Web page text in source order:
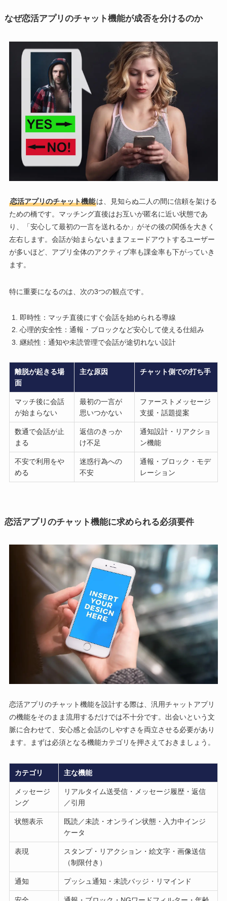
なぜ恋活アプリのチャット機能が成否を分けるのか
恋活アプリのチャット機能は、見知らぬ二人の間に信頼を架ける
ための橋です。マッチング直後はお互いが匿名に近い状態であ
り、「安心して最初の一言を送れるか」がその後の関係を大きく
左右します。会話が始まらないままフェードアウトするユーザー
が多いほど、アプリ全体のアクティブ率も課金率も下がっていき
ます。
特に重要になるのは、次の3つの観点です。
即時性：マッチ直後にすぐ会話を始められる導線
心理的安全性：通報・ブロックなど安心して使える仕組み
継続性：通知や未読管理で会話が途切れない設計
離脱が起きる場
面
主な原因 チャット側での打ち手
マッチ後に会話
が始まらない
最初の一言が
思いつかない
ファーストメッセージ
支援・話題提案
数通で会話が止
まる
返信のきっか
け不足
通知設計・リアクショ
ン機能
不安で利用をや
める
迷惑行為への
不安
通報・ブロック・モデ
レーション
恋活アプリのチャット機能に求められる必須要件
恋活アプリのチャット機能を設計する際は、汎用チャットアプリ
の機能をそのまま流用するだけでは不十分です。出会いという文
脈に合わせて、安心感と会話のしやすさを両立させる必要があり
ます。まずは必須となる機能カテゴリを押さえておきましょう。
カテゴリ 主な機能
メッセージ
ング
リアルタイム送受信・メッセージ履歴・返信
／引用
状態表示
既読／未読・オンライン状態・入力中インジ
ケータ
表現
スタンプ・リアクション・絵文字・画像送信
（制限付き）
通知 プッシュ通知・未読バッジ・リマインド